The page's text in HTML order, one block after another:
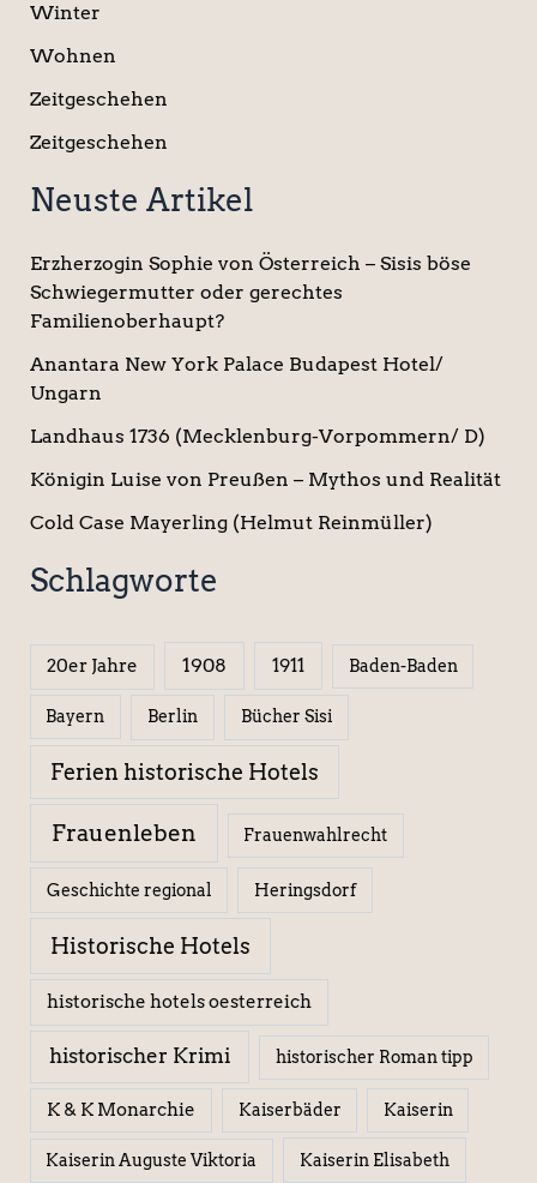
Winter
Wohnen
Zeitgeschehen
Zeitgeschehen
Neuste Artikel
Erzherzogin Sophie von Österreich – Sisis böse
Schwiegermutter oder gerechtes
Familienoberhaupt?
Anantara New York Palace Budapest Hotel/
Ungarn
Landhaus 1736 (Mecklenburg-Vorpommern/ D)
Königin Luise von Preußen – Mythos und Realität
Cold Case Mayerling (Helmut Reinmüller)
Schlagworte
20er Jahre 1908 1911 Baden-Baden
Bayern Berlin Bücher Sisi
Ferien historische Hotels
Frauenleben Frauenwahlrecht
Geschichte regional Heringsdorf
Historische Hotels
historische hotels oesterreich
historischer Krimi historischer Roman tipp
K & K Monarchie Kaiserbäder Kaiserin
Kaiserin Auguste Viktoria Kaiserin Elisabeth